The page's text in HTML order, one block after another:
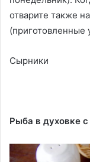
отварите также
(приготовленные
Сырники
Рыба в духовке